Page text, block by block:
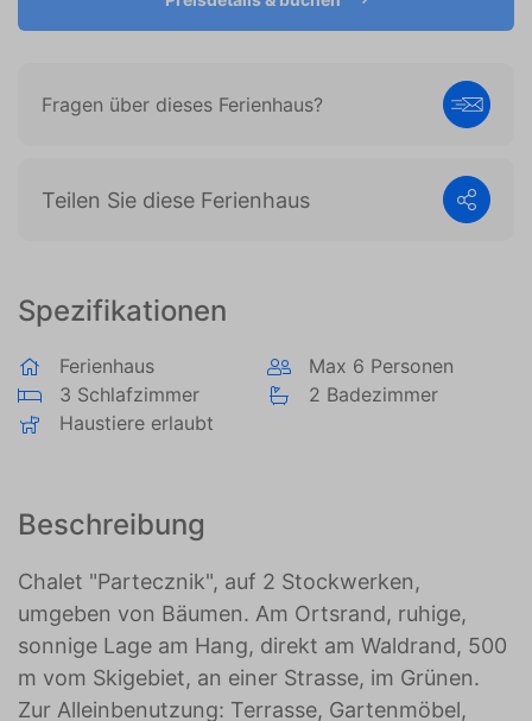
Spezifikationen
Ferienhaus
Max 6 Personen
3 Schlafzimmer
2 Badezimmer
Haustiere erlaubt
Beschreibung
Chalet "Partecznik", auf 2 Stockwerken,
umgeben von Bäumen. Am Ortsrand, ruhige,
sonnige Lage am Hang, direkt am Waldrand, 500
m vom Skigebiet, an einer Strasse, im Grünen.
Zur Alleinbenutzung: Terrasse, Gartenmöbel,
Fragen über dieses Ferienhaus?
Teilen Sie diese Ferienhaus
Werbetreibende wertvoller.